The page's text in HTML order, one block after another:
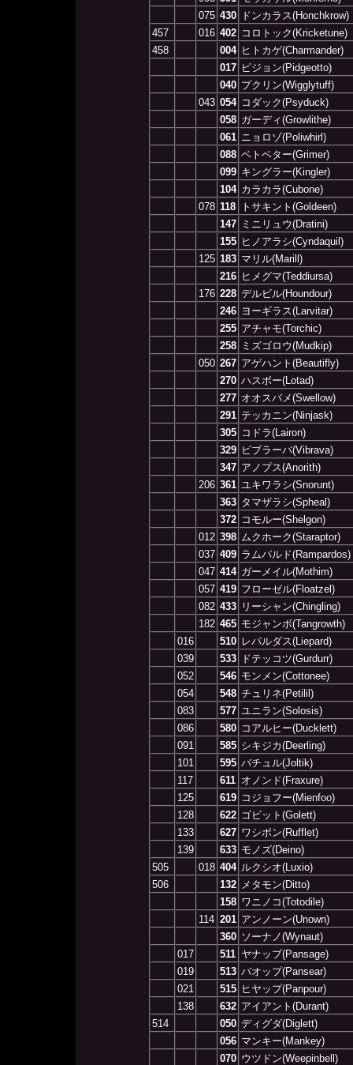
075 430
ドンカラス(Honchkrow)
457
016 402 コロトック(Kricketune)
458
004 ヒトカゲ(Charmander)
017 ピジョン(Pidgeotto)
040 プクリン(Wigglytuff)
043 054 コダック(Psyduck)
058 ガーディ(Growlithe)
061 ニョロゾ(Poliwhirl)
088 ベトベター(Grimer)
099 キングラー(Kingler)
104 カラカラ(Cubone)
078 118
トサキント(Goldeen)
147
ミニリュウ(Dratini)
155 ヒノアラシ(Cyndaquil)
125 183 マリル(Marill)
216 ヒメグマ(Teddiursa)
176 228 デルビル(Houndour)
246 ヨーギラス(Larvitar)
255 アチャモ(Torchic)
258
ミズゴロウ(Mudkip)
050 267 アゲハント(Beautifly)
270 ハスボー(Lotad)
277 オオスバメ(Swellow)
291 テッカニン(Ninjask)
305 コドラ(Lairon)
329 ビブラーバ(Vibrava)
347 アノプス(Anorith)
206 361 ユキワラシ(Snorunt)
363 タマザラシ(Spheal)
372 コモルー(Shelgon)
012 398 ムクホーク(Staraptor)
037 409 ラムパルド(Rampardos)
047 414 ガーメイル(Mothim)
057 419 フローゼル(Floatzel)
082 433
リーシャン(Chingling)
182 465 モジャンボ(Tangrowth)
016
510 レパルダス(Liepard)
039
533
ドテッコツ(Gurdurr)
052
546 モンメン(Cottonee)
054
548 チュリネ(Petilil)
083
577 ユニラン(Solosis)
086
580 コアルヒー(Ducklett)
091
585 シキジカ(Deerling)
101
595 バチュル(Joltik)
117
611 オノンド(Fraxure)
125
619 コジョフー(Mienfoo)
128
622 ゴビット(Golett)
133
627 ワシボン(Rufflet)
139
633 モノズ(Deino)
505
018 404 ルクシオ(Luxio)
506
132
メタモン(Ditto)
158 ワニノコ(Totodile)
114 201 アンノーン(Unown)
360 ソーナノ(Wynaut)
017
511 ヤナップ(Pansage)
019
513 バオップ(Pansear)
021
515 ヒヤップ(Panpour)
138
632 アイアント(Durant)
514
050 ディグダ(Diglett)
056 マンキー(Mankey)
070 ウツドン(Weepinbell)